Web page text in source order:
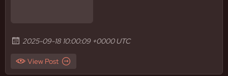
2025-09-18 10:00:09 +0000 UTC
View Post